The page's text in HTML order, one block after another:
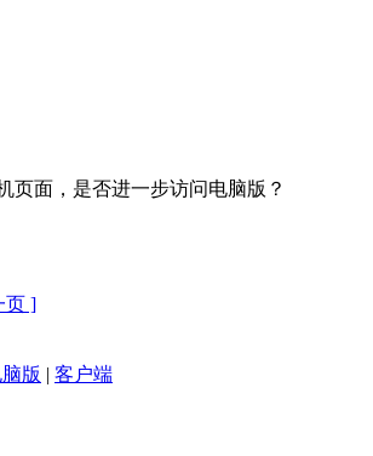
页面，是否进一步访问电脑版？
页 ]
版 | 客户端